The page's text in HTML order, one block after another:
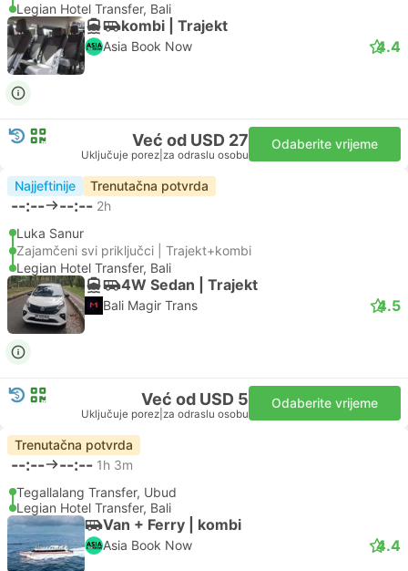
Legian Hotel Transfer, Bali
kombi | Trajekt
Asia Book Now 4.4
Već od USD 27
Uključuje porez za odraslu osobu
Odaberite vrijeme
Najjeftinije Trenutačna potvrda
--:-- --:-- 2h
Luka Sanur
Zajamčeni svi priključci | Trajekt+kombi
Legian Hotel Transfer, Bali
4W Sedan | Trajekt
Bali Magir Trans 4.5
Već od USD 5
Uključuje porez za odraslu osobu
Odaberite vrijeme
Trenutačna potvrda
--:-- --:-- 1h 3m
Tegallalang Transfer, Ubud
Legian Hotel Transfer, Bali
Van + Ferry | kombi
Asia Book Now 4.4